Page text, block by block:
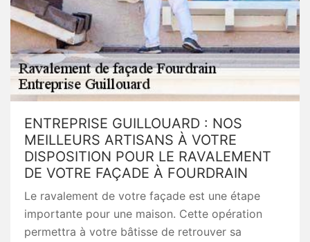
ENTREPRISE GUILLOUARD : NOS
MEILLEURS ARTISANS À VOTRE
DISPOSITION POUR LE RAVALEMENT
DE VOTRE FAÇADE À FOURDRAIN
Le ravalement de votre façade est une étape
importante pour une maison. Cette opération
permettra à votre bâtisse de retrouver sa